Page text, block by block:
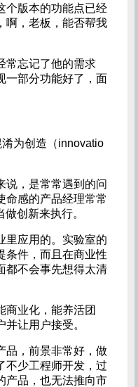
个版本的功能点已经
啊，老板，能否帮我
常忘记了他的需求
一部分功能好了，面
为创造（innovatio
说，是常常遇到的问
命感的产品经理常常
创新来执行。
里应用的。实验室的
条件，而且在商业性
都不会事先想得太清
商业化，能养活团
让用户接受。
品，前景非常好，做
不少工程师开发，过
产品，也无法推向市